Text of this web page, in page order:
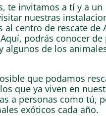
te invitamos a tí y a un
nuestras
centro de rescate de
podrás conocer
algunos de los
que podamos
que ya viven en
a personas como tú,
exóticos cada año.